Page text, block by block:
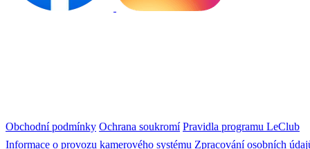
Obchodní podmínky Ochrana soukromí Pravidla programu LeClub
Informace o provozu kamerového systému Zpracování osobních